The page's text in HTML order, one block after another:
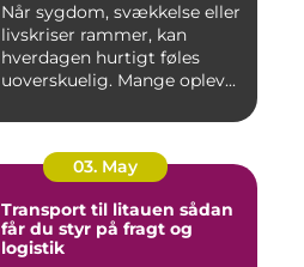
Når sygdom, svækkelse eller
livskriser rammer, kan
hverdagen hurtigt føles
uoverskuelig. Mange oplev...
03. May
Transport til litauen sådan
får du styr på fragt og
logistik